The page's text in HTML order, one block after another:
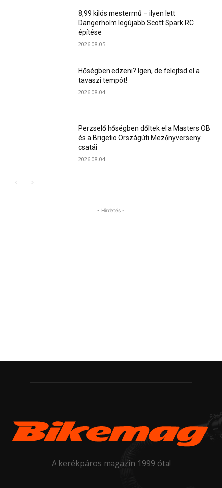
8,99 kilós mestermű – ilyen lett
Dangerholm legújabb Scott Spark RC
építése
2026.08.05.
Hőségben edzeni? Igen, de felejtsd el a
tavaszi tempót!
2026.08.04.
Perzselő hőségben dőltek el a Masters OB
és a Brigetio Országúti Mezőnyverseny
csatái
2026.08.04.
- Hirdetés -
A kerékpáros magazin 1999 óta!